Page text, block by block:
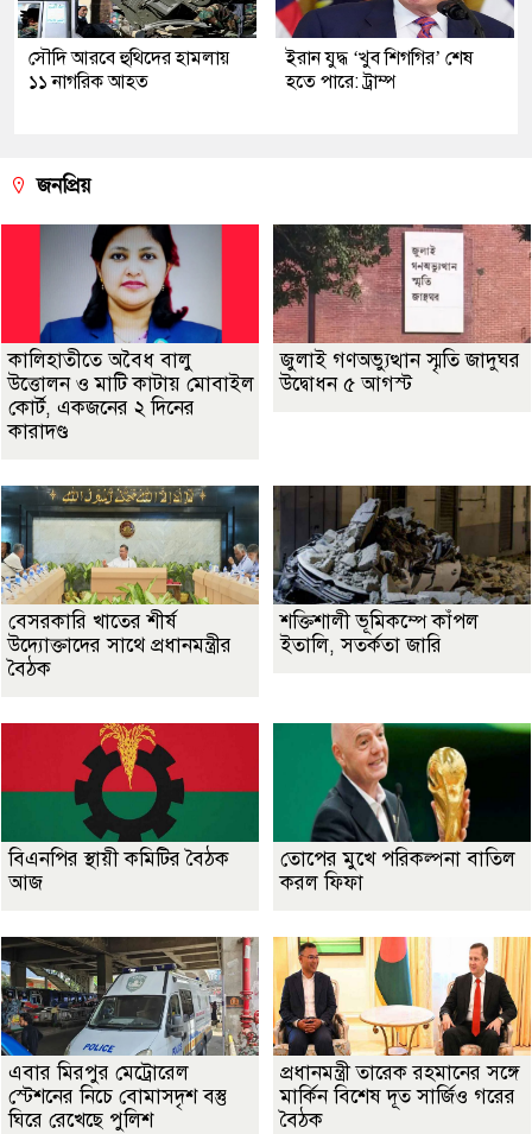
সৌদি আরবে হুথিদের হামলায়
১১ নাগরিক আহত
ইরান যুদ্ধ ‘খুব শিগগির’ শেষ
হতে পারে: ট্রাম্প
জনপ্রিয়
কালিহাতীতে অবৈধ বালু
উত্তোলন ও মাটি কাটায় মোবাইল
কোর্ট, একজনের ২ দিনের
কারাদণ্ড
জুলাই গণঅভ্যুত্থান স্মৃতি জাদুঘর
উদ্বোধন ৫ আগস্ট
বেসরকারি খাতের শীর্ষ
উদ্যোক্তাদের সাথে প্রধানমন্ত্রীর
বৈঠক
শক্তিশালী ভূমিকম্পে কাঁপল
ইতালি, সতর্কতা জারি
বিএনপির স্থায়ী কমিটির বৈঠক
আজ
তোপের মুখে পরিকল্পনা বাতিল
করল ফিফা
এবার মিরপুর মেট্রোরেল
স্টেশনের নিচে বোমাসদৃশ বস্তু
ঘিরে রেখেছে পুলিশ
প্রধানমন্ত্রী তারেক রহমানের সঙ্গে
মার্কিন বিশেষ দূত সার্জিও গরের
বৈঠক